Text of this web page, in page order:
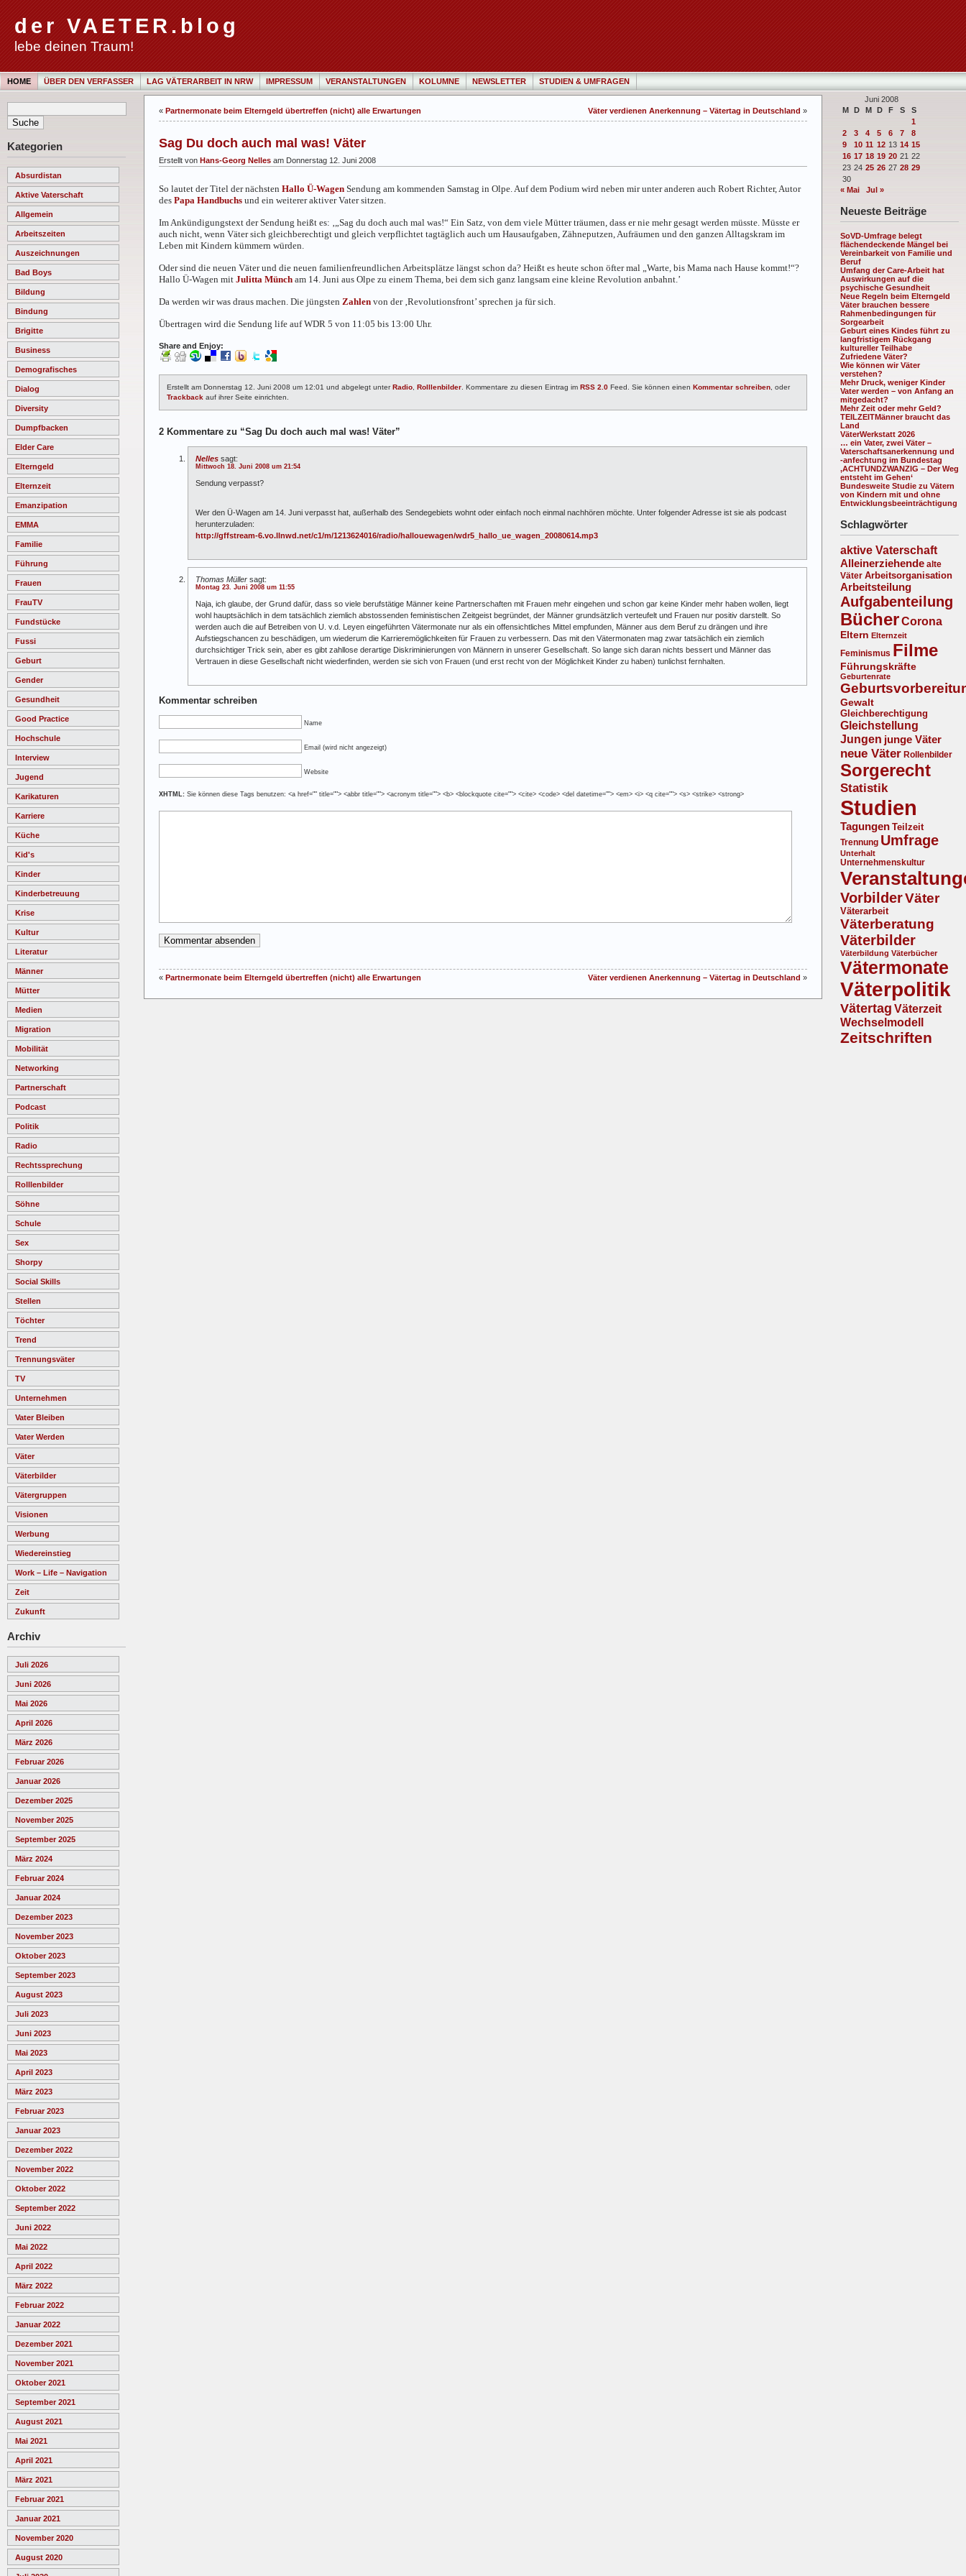
der VAETER.blog
lebe deinen Traum!
HOME ÜBER DEN VERFASSER LAG VÄTERARBEIT IN NRW IMPRESSUM VERANSTALTUNGEN KOLUMNE NEWSLETTER STUDIEN & UMFRAGEN
Kategorien
Absurdistan
Aktive Vaterschaft
Allgemein
Arbeitszeiten
Auszeichnungen
Bad Boys
Bildung
Bindung
Brigitte
Business
Demografisches
Dialog
Diversity
Dumpfbacken
Elder Care
Elterngeld
Elternzeit
Emanzipation
EMMA
Familie
Führung
Frauen
FrauTV
Fundstücke
Fussi
Geburt
Gender
Gesundheit
Good Practice
Hochschule
Interview
Jugend
Karikaturen
Karriere
Küche
Kid's
Kinder
Kinderbetreuung
Krise
Kultur
Literatur
Männer
Mütter
Medien
Migration
Mobilität
Networking
Partnerschaft
Podcast
Politik
Radio
Rechtssprechung
Rolllenbilder
Söhne
Schule
Sex
Shorpy
Social Skills
Stellen
Töchter
Trend
Trennungsväter
TV
Unternehmen
Vater Bleiben
Vater Werden
Väter
Väterbilder
Vätergruppen
Visionen
Werbung
Wiedereinstieg
Work – Life – Navigation
Zeit
Zukunft
Archiv
Juli 2026
Juni 2026
Mai 2026
April 2026
März 2026
Februar 2026
Januar 2026
Dezember 2025
November 2025
September 2025
März 2024
Februar 2024
Januar 2024
Dezember 2023
November 2023
Oktober 2023
September 2023
August 2023
Juli 2023
Juni 2023
Mai 2023
April 2023
März 2023
Februar 2023
Januar 2023
Dezember 2022
November 2022
Oktober 2022
September 2022
Juni 2022
Mai 2022
April 2022
März 2022
Februar 2022
Januar 2022
Dezember 2021
November 2021
Oktober 2021
September 2021
August 2021
Mai 2021
April 2021
März 2021
Februar 2021
Januar 2021
November 2020
August 2020
Juni 2008
M D M D F S
S
1
2
3 4 5 6 7
8
9
10 11 12 13 14 15
16 17 18 19 20 21 22
23 24 25 26 27 28 29
30
« Mai
Jul »
Neueste Beiträge
SoVD-Umfrage belegt
flächendeckende Mängel bei
Vereinbarkeit von Familie und
Beruf
Umfang der Care-Arbeit hat
Auswirkungen auf die
psychische Gesundheit
Neue Regeln beim Elterngeld
Väter brauchen bessere
Rahmenbedingungen für
Sorgearbeit
Geburt eines Kindes führt zu
langfristigem Rückgang
kultureller Teilhabe
Zufriedene Väter?
Wie können wir Väter
verstehen?
Mehr Druck, weniger Kinder
Vater werden – von Anfang an
mitgedacht?
Mehr Zeit oder mehr Geld?
TEILZEITMänner braucht das
Land
VäterWerkstatt 2026
… ein Vater, zwei Väter –
Vaterschaftsanerkennung und
-anfechtung im Bundestag
‚ACHTUNDZWANZIG – Der Weg
entsteht im Gehen‘
Bundesweite Studie zu Vätern
von Kindern mit und ohne
Entwicklungsbeeinträchtigung
Schlagwörter
aktive Vaterschaft
Alleinerziehende alte
Väter Arbeitsorganisation
Arbeitsteilung
Aufgabenteilung
BücherCorona
Eltern Elternzeit
Feminismus Filme
Führungskräfte
Geburtenrate
Gewalt
Gleichberechtigung
Gleichstellung
Jungen junge Väter
neue Väter Rollenbilder
Sorgerecht
Statistik
Studien
Tagungen Teilzeit
Trennung Umfrage
Unterhalt
Unternehmenskultur
VorbilderVäter
Väterarbeit
Väterberatung
Väterbilder
Väterbildung Väterbücher
Vätermonate
Väterpolitik
Vätertag Väterzeit
Wechselmodell
Zeitschriften
« Partnermonate beim Elterngeld übertreffen (nicht) alle Erwartungen Väter verdienen Anerkennung – Vätertag in Deutschland »
Sag Du doch auch mal was! Väter
Erstellt von Hans-Georg Nelles am Donnerstag 12. Juni 2008
So lautet der Titel der nächsten Hallo Ü-Wagen Sendung am kommenden Samstag in Olpe. Auf dem Podium wird neben mir unter anderen auch Robert Richter, Autor
des Papa Handbuchs und ein weiterer aktiver Vater sitzen.
Im Ankündigungstext der Sendung heißt es: ‚„Sag du doch auch mal was!“ Ein Satz, von dem viele Mütter träumen, dass er nie mehr gesagt werden müsste. Müsste er
auch nicht, wenn Väter sich gleichberechtigt und gleich verpflichtet tagtäglich auch um Hausaufgaben, Zähneputzen, Aufräumen und den ganzen Alltagskram im
Leben mit Kindern kümmern würden.
Oder sind die neuen Väter und die neuen familienfreundlichen Arbeitsplätze längst schon da? Heißt es heute schon öfter mal „Warte, bis Mama nach Hause kommt!“?
Hallo Ü-Wagen mit Julitta Münch am 14. Juni aus Olpe zu einem Thema, bei dem sich ganz langsam eine kleine Revolution anbahnt.’
Da werden wir was draus machen. Die jüngsten Zahlen von der ‚Revolutionsfront’ sprechen ja für sich.
Übertragen wird die Sendung life auf WDR 5 von 11:05 bis 13:00 Uhr.
Share and Enjoy:
Erstellt am Donnerstag 12. Juni 2008 um 12:01 und abgelegt unterRadio Rolllenbilder . Kommentare zu diesen Eintrag im RSS 2.0 Feed. Sie können einen Kommentar schreiben , oder
Trackback auf ihrer Seite einrichten.
2 Kommentare zu “Sag Du doch auch mal was! Väter”
Nelles sagt:
Mittwoch 18. Juni 2008 um 21:54
Sendung verpasst?
Wer den Ü-Wagen am 14. Juni verpasst hat, außerhalb des Sendegebiets wohnt oder einfach noch einmal nachhören möchte. Unter folgender Adresse ist sie als podcast
herunterzuladen:
http://gffstream-6.vo.llnwd.net/c1/m/1213624016/radio/hallouewagen/wdr5_hallo_ue_wagen_20080614.mp3
Thomas Müller sagt:
Montag 23. Juni 2008 um 11:55
Naja, ich glaube, der Grund dafür, dass so viele berufstätige Männer keine Partnerschaften mit Frauen mehr eingehen und schon gar keine Kinder mehr haben wollen, liegt
wohl hauptsächlich in dem tatsächlich ziemlich abstossenden feministischen Zeitgeist begründet, der Männer grundsätzlich verteufelt und Frauen nur positiv darstellt. So
werden auch die auf Betreiben von U. v.d. Leyen eingeführten Vätermonate nur als ein offensichtliches Mittel empfunden, Männer aus dem Beruf zu drängen und ihre
Aufstiegschancen zu beschädigen, um wiederum die Karrieremöglichkeiten für Frauen zu verbessern. Das mit den Vätermonaten mag zwar tatsächlich ein ziemlich
durchsichtiger Trick sein, aber es gibt zahllose derartige Diskriminierungen von Männern in unserer Gesellschaft. So lange sich daran nichts bessert und Männer das
Vertrauen in diese Gesellschaft nicht wiederfinden, werden sie sich von Frauen (und erst recht von der Möglichkeit Kinder zu haben) tunlichst fernhalten.
Kommentar schreiben
Name
Email (wird nicht angezeigt)
Website
XHTML: Sie können diese Tags benutzen: <a href="" title=""> <abbr title=""> <acronym title=""> <b> <blockquote cite=""> <cite> <code> <del datetime=""> <em> <i> <q cite=""> <s> <strike> <strong>
« Partnermonate beim Elterngeld übertreffen (nicht) alle Erwartungen Väter verdienen Anerkennung – Vätertag in Deutschland »